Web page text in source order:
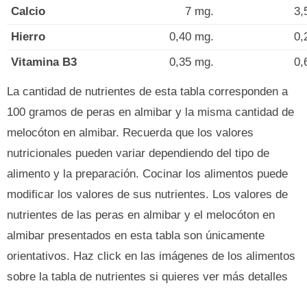
Calcio
7 mg.
Hierro
0,40 mg.
Vitamina B3
0,35 mg.
La cantidad de nutrientes de esta tabla corresponden a
100 gramos de peras en almibar y la misma cantidad de
melocóton en almibar. Recuerda que los valores
nutricionales pueden variar dependiendo del tipo de
alimento y la preparación. Cocinar los alimentos puede
modificar los valores de sus nutrientes. Los valores de
nutrientes de las peras en almibar y el melocóton en
almibar presentados en esta tabla son únicamente
orientativos. Haz click en las imágenes de los alimentos
sobre la tabla de nutrientes si quieres ver más detalles